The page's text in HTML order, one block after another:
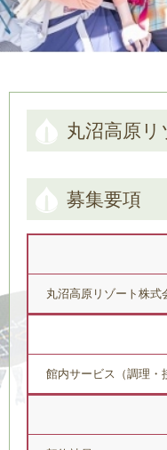
丸沼高原リ
募集要項
丸沼高原リゾート株式
館内サービス（調理・